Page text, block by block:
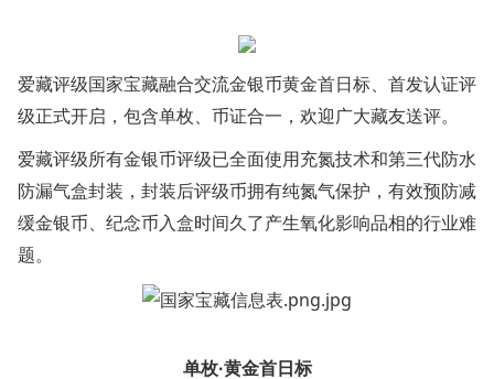
爱藏评级国家宝藏融合交流金银币黄金首日标、首发认证评
级正式开启，包含单枚、币证合一，欢迎广大藏友送评。
爱藏评级所有金银币评级已全面使用充氮技术和第三代防水
防漏气盒封装，封装后评级币拥有纯氮气保护，有效预防减
缓金银币、纪念币入盒时间久了产生氧化影响品相的行业难
题。
单枚·黄金首日标